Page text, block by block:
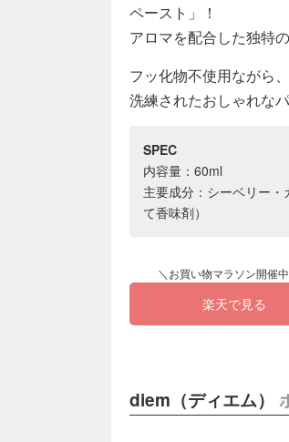
ペースト」！
アロマを配合した独特
フッ化物不使用ながら
洗練されたおしゃれな
SPEC
内容量：60ml
主要成分：シーベリー
て香味剤）
楽天で見る
diem（ディエム）